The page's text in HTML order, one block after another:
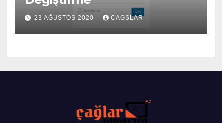
23 AĞUSTOS 2020 CAGSLAR